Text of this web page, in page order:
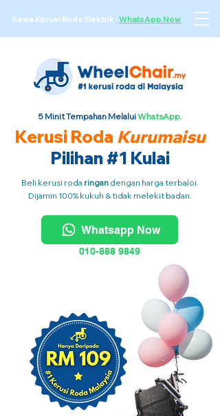
Sewa Kerusi Roda Elektrik · WhatsApp Now
5 Minit Tempahan MelaluiWhatsApp.
Kerusi Roda Kurumaisu
Pilihan #1 Kulai
Beli kerusi roda ringan dengan harga terbaloi.
Dijamin 100% kukuh & tidak melekit badan.
Whatsapp Now
010-888 9849